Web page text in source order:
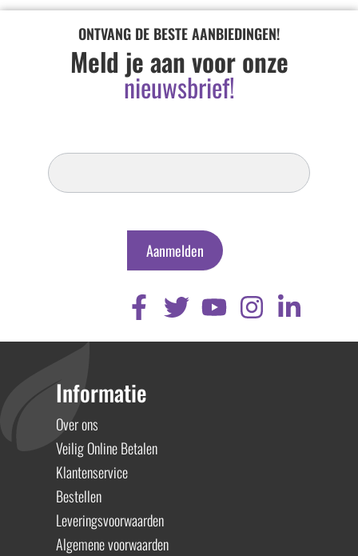
ONTVANG DE BESTE AANBIEDINGEN!
Meld je aan voor onze
nieuwsbrief!
Inschrijven
Nieuwsbrief
Aanmelden
Informatie
Over ons
Veilig Online Betalen
Klantenservice
Bestellen
Leveringsvoorwaarden
Algemene voorwaarden